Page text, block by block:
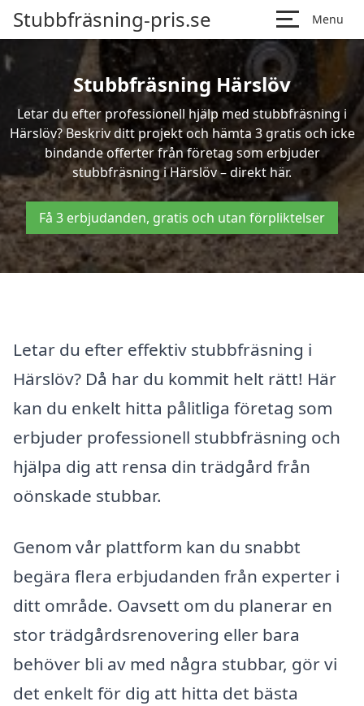
Stubbfräsning-pris.se Menu
Stubbfräsning Härslöv
Letar du efter professionell hjälp med stubbfräsning i
Härslöv? Beskriv ditt projekt och hämta 3 gratis och icke
bindande offerter från företag som erbjuder
stubbfräsning i Härslöv – direkt här.
Få 3 erbjudanden, gratis och utan förpliktelser
Letar du efter effektiv stubbfräsning i
Härslöv? Då har du kommit helt rätt! Här
kan du enkelt hitta pålitliga företag som
erbjuder professionell stubbfräsning och
hjälpa dig att rensa din trädgård från
oönskade stubbar.
Genom vår plattform kan du snabbt
begära flera erbjudanden från experter i
ditt område. Oavsett om du planerar en
stor trädgårdsrenovering eller bara
behöver bli av med några stubbar, gör vi
det enkelt för dig att hitta det bästa